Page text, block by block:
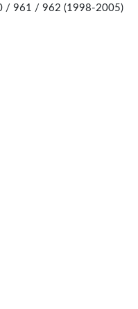
/ 961 / 962 (1998-2005)